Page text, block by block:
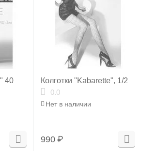
40
Колготки "Kabarette", 1/2
0.0
Нет в наличии
990 ₽